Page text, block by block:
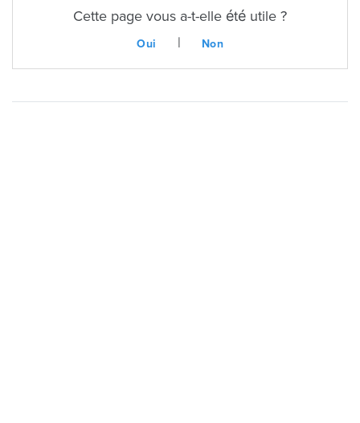
Cette page vous a-t-elle été utile ?
Oui | Non